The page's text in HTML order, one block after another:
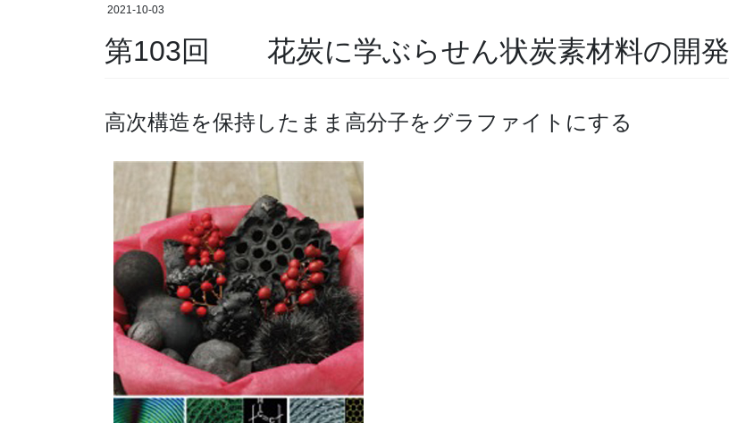
2021-10-03
第103回 花炭に学ぶらせん状炭素材料の開発
高次構造を保持したまま高分子をグラファイトにする